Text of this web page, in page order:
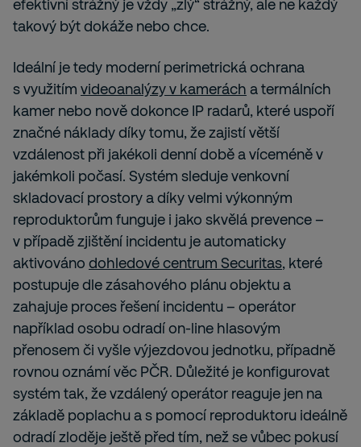
efektivní strážný je vždy „zlý“ strážný, ale ne každý
takový být dokáže nebo chce.
Ideální je tedy moderní perimetrická ochrana
s využitím videoanalýzy v kamerách a termálních
kamer nebo nově dokonce IP radarů, které uspoří
značné náklady díky tomu, že zajistí větší
vzdálenost při jakékoli denní době a víceméně v
jakémkoli počasí. Systém sleduje venkovní
skladovací prostory a díky velmi výkonným
reproduktorům funguje i jako skvělá prevence –
v případě zjištění incidentu je automaticky
aktivováno dohledové centrum Securitas, které
postupuje dle zásahového plánu objektu a
zahajuje proces řešení incidentu – operátor
například osobu odradí on-line hlasovým
přenosem či vyšle výjezdovou jednotku, případně
rovnou oznámí věc PČR. Důležité je konfigurovat
systém tak, že vzdálený operátor reaguje jen na
základě poplachu a s pomocí reproduktoru ideálně
odradí zloděje ještě před tím, než se vůbec pokusí